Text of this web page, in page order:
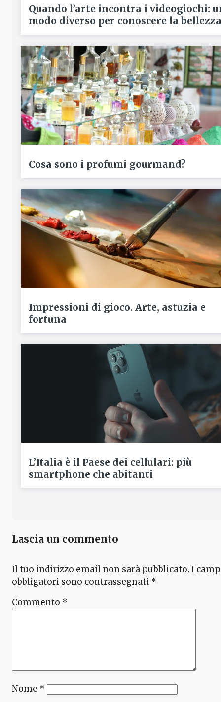
Quando l’arte incontra i videogiochi:
modo diverso per conoscere la bellezza
Cosa sono i profumi gourmand?
Impressioni di gioco. Arte, astuzia e
fortuna
L’Italia è il Paese dei cellulari: più
smartphone che abitanti
Lascia un commento
Il tuo indirizzo email non sarà pubblicato. I
obbligatori sono contrassegnati *
Commento *
Nome *